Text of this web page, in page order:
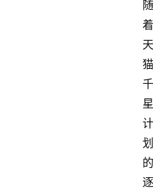
随
着
天
猫
千
星
计
划
的
逐